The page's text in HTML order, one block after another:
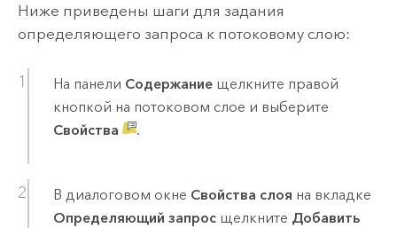
Ниже приведены шаги для задания
определяющего запроса к потоковому слою:
На панели Содержаниещелкните правой
кнопкой на потоковом слое и выберите
Свойства
.
В диалоговом окне Свойства слоя на вкладке
Определяющий запросщелкните Добавить